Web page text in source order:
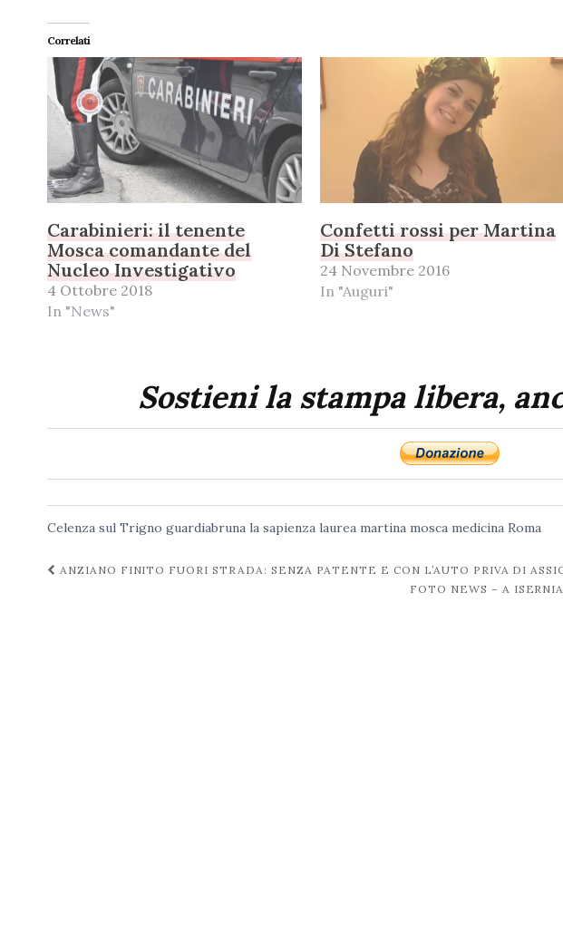
Correlati
Carabinieri: il tenente
Mosca comandante del
Nucleo Investigativo
4 Ottobre 2018
In "News"
Confetti rossi per Martina
Di Stefano
24 Novembre 2016
In "Auguri"
Sostieni la stampa libera,
Celenza sul Trigno guardiabruna la sapienza laurea martina mosca medicina Roma
Navigazione
ANZIANO FINITO FUORI STRADA: SENZA PATENTE E CON L’AUTO PRIVA DI
FOTO NEWS – A